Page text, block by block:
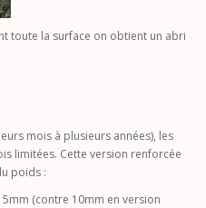
toute la surface on obtient un abri
mois à plusieurs années), les
limitées. Cette version renforcée
poids :
(contre 10mm en version